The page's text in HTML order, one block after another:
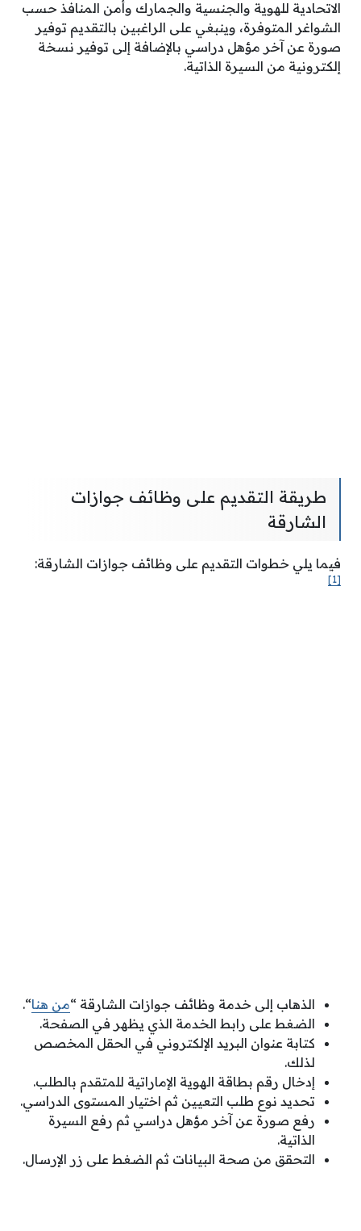
الاتحادية للهوية والجنسية والجمارك وأمن المنافذ حسب
الشواغر المتوفرة، وينبغي على الراغبين بالتقديم توفير
صورة عن آخر مؤهل دراسي بالإضافة إلى توفير نسخة
إلكترونية من السيرة الذاتية.
طريقة التقديم على وظائف جوازات
الشارقة
فيما يلي خطوات التقديم على وظائف جوازات الشارقة:
[1]
الذهاب إلى خدمة وظائف جوازات الشارقة “من هنا“.
الضغط على رابط الخدمة الذي يظهر في الصفحة.
كتابة عنوان البريد الإلكتروني في الحقل المخصص
لذلك.
إدخال رقم بطاقة الهوية الإماراتية للمتقدم بالطلب.
تحديد نوع طلب التعيين ثم اختيار المستوى الدراسي.
رفع صورة عن آخر مؤهل دراسي ثم رفع السيرة
الذاتية.
التحقق من صحة البيانات ثم الضغط على زر الإرسال.